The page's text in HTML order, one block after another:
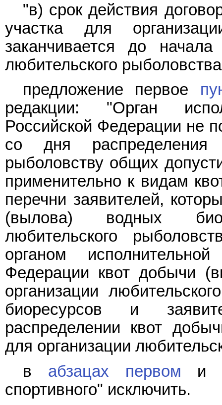
"в) срок действия
участка для
заканчивается до начала
любительского
предложение первое
редакции: "Орган
Российской Федерации не
со дня распределения
рыболовству общих
применительно к видам
перечни заявителей,
(вылова) водных
любительского
органом
Федерации квот добычи
организации
биоресурсов и
распределении квот
для организации
в абзацах первом и
спортивного" исключить.